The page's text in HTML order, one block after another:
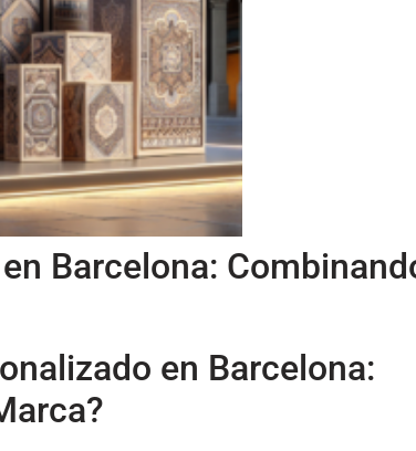
Barcelona:
en Barcelona: